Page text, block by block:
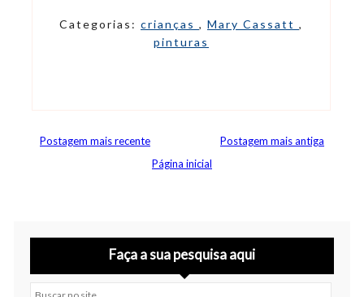
Categorias: crianças , Mary Cassatt ,
pinturas
Postagem mais recente
Postagem mais antiga
Página inicial
Faça a sua pesquisa aqui
Buscar no site